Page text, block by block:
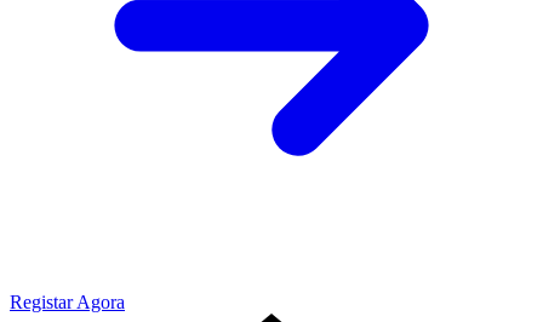
Registar Agora